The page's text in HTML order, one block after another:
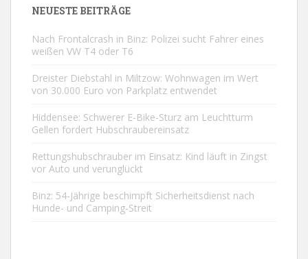
NEUESTE BEITRÄGE
Nach Frontalcrash in Binz: Polizei sucht Fahrer eines
weißen VW T4 oder T6
Dreister Diebstahl in Miltzow: Wohnwagen im Wert
von 30.000 Euro von Parkplatz entwendet
Hiddensee: Schwerer E-Bike-Sturz am Leuchtturm
Gellen fordert Hubschraubereinsatz
Rettungshubschrauber im Einsatz: Kind läuft in Zingst
vor Auto und verunglückt
Binz: 54-Jährige beschimpft Sicherheitsdienst nach
Hunde- und Camping-Streit